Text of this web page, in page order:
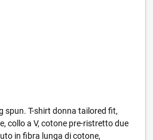
spun. T-shirt donna tailored fit,
collo a V, cotone pre-ristretto due
in fibra lunga di cotone,